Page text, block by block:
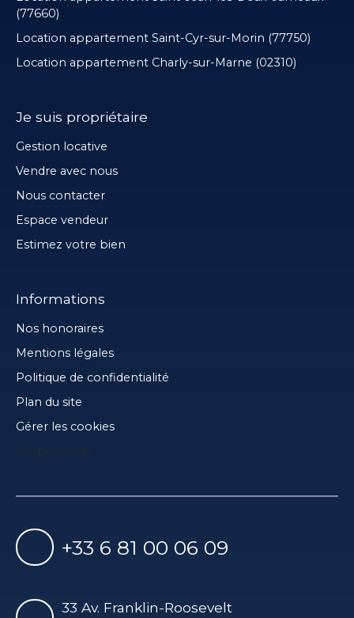
(77660)
Location appartement Saint-Cyr-sur-Morin (77750)
Location appartement Charly-sur-Marne (02310)
Je suis propriétaire
Gestion locative
Vendre avec nous
Nous contacter
Espace vendeur
Estimez votre bien
Informations
Nos honoraires
Mentions légales
Politique de confidentialité
Plan du site
Gérer les cookies
Propulsé par
+33 6 81 00 06 09
33 Av. Franklin-Roosevelt